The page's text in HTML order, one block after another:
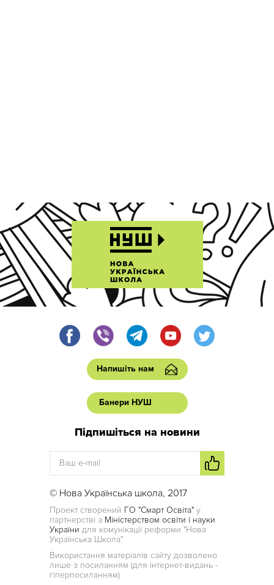
Напишіть нам
Банери НУШ
Підпишіться на новини
© Нова Українська школа, 2017
Проект створений ГО "Смарт Освіта" у
партнерстві з Міністерством освіти і науки
України для комунікації реформи "Нова
Українська Школа"
Використання матеріалів сайту дозволено
лише з посиланням (для інтернет-видань -
гіперпосиланням)